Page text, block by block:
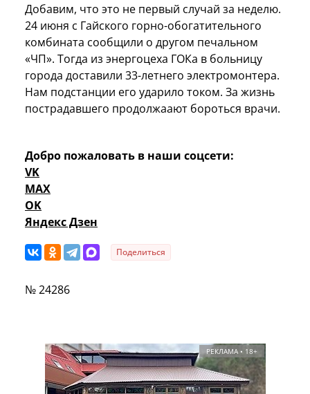
Добавим, что это не первый случай за неделю.
24 июня с Гайского горно-обогатительного
комбината сообщили о другом печальном
«ЧП». Тогда из энергоцеха ГОКа в больницу
города доставили 33-летнего электромонтера.
Нам подстанции его ударило током. За жизнь
пострадавшего продолжаают бороться врачи.
Добро пожаловать в наши соцсети:
VK
MAX
OK
Яндекс Дзен
Поделиться
№ 24286
РЕКЛАМА • 18+